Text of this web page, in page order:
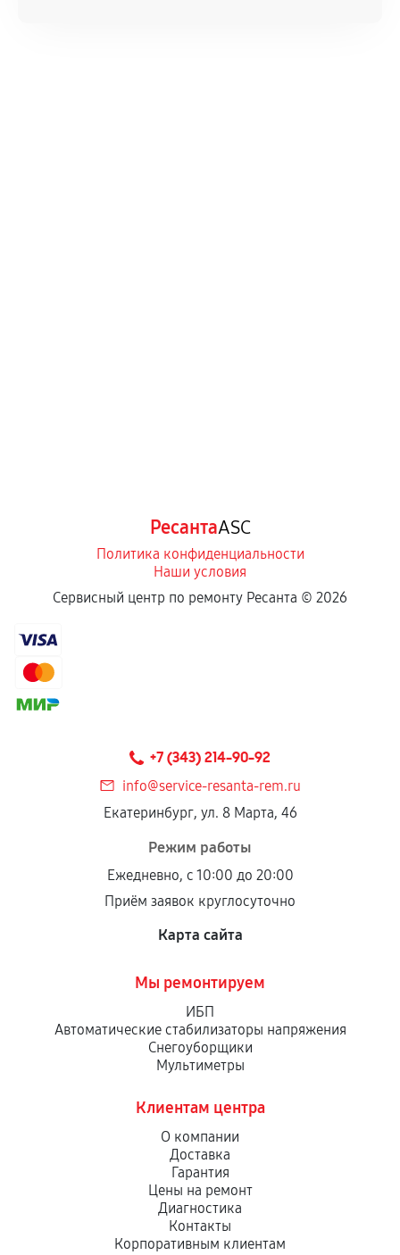
РесантаASC
Политика конфиденциальности
Наши условия
Сервисный центр по ремонту Ресанта © 2026
+7 (343) 214-90-92
info@service-resanta-rem.ru
Екатеринбург, ул. 8 Марта, 46
Режим работы
Ежедневно, с 10:00 до 20:00
Приём заявок круглосуточно
Карта сайта
Мы ремонтируем
ИБП
Автоматические стабилизаторы напряжения
Снегоуборщики
Мультиметры
Клиентам центра
О компании
Доставка
Гарантия
Цены на ремонт
Диагностика
Контакты
Корпоративным клиентам